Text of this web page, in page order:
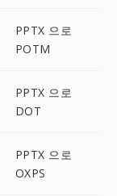
PPTX 으로
POTM
PPTX 으로
DOT
PPTX 으로
OXPS